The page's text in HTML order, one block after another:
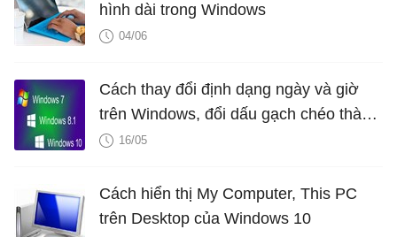
hình dài trong Windows
04/06
Cách thay đổi định dạng ngày và giờ
trên Windows, đổi dấu gạch chéo thành
dấu chấm
16/05
Cách hiển thị My Computer, This PC
trên Desktop của Windows 10